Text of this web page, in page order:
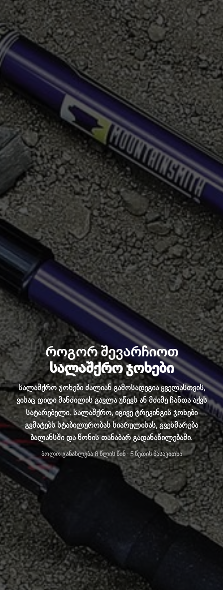
როგორ შევარჩიოთ
სალაშქრო ჯოხები
სალაშქრო ჯოხები ძალიან გამოსადეგია ყველასთვის,
ვისაც დიდი მანძილის გავლა უწევს ან მძიმე ჩანთა აქვს
სატარებელი. სალაშქრო, იგივე ტრეკინგის ჯოხები
გვმატებს სტაბილურობას სიარულისას, გვეხმარება
ბალანსში და წონის თანაბარ გადანაწილებაში.
ბოლო განახლება8 წლის წინ· 5 წუთის წასაკითხი